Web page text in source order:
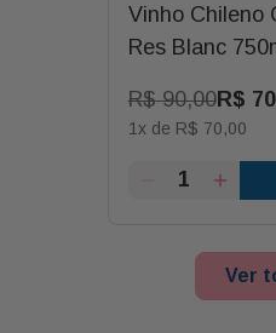
Vinho Chileno
Res Blanc
R$ 90,00R$ 70
1x de R$ 70,00
Ver